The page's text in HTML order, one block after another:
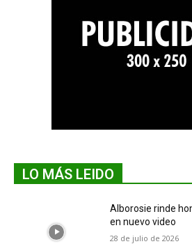
LO MÁS LEIDO
Alborosie rinde
en nuevo video
28 de julio de 2026